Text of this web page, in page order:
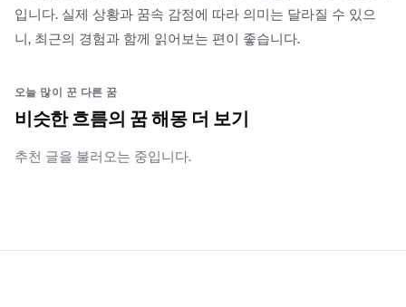
입니다. 실제 상황과 꿈속 감정에 따라 의미는 달라질 수 있으
니, 최근의 경험과 함께 읽어보는 편이 좋습니다.
오늘 많이 꾼 다른 꿈
비슷한 흐름의 꿈 해몽 더 보기
추천 글을 불러오는 중입니다.